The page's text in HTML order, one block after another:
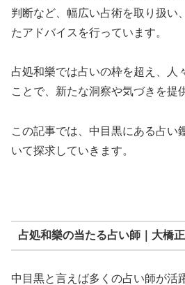
判断など、幅広い占術を取り扱い
たアドバイスを行っています。
占処和樂では占いの枠を超え、人
ことで、新たな洞察や気づきを提
この記事では、中目黒にある占い
いて探求していきます。
占処和樂の当たる占い師｜大橋
中目黒と言えば多くの占い師が活